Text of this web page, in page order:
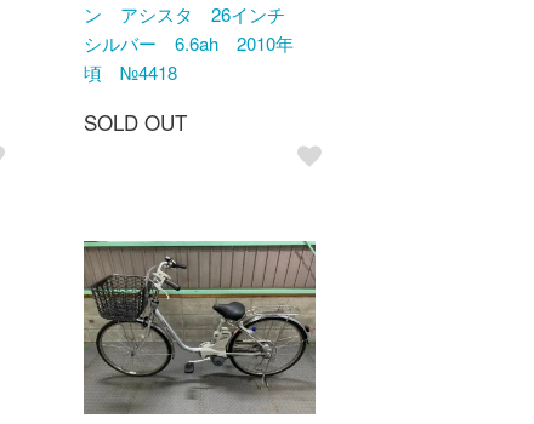
ン アシスタ 26インチ
シルバー 6.6ah 2010年
頃 №4418
SOLD OUT